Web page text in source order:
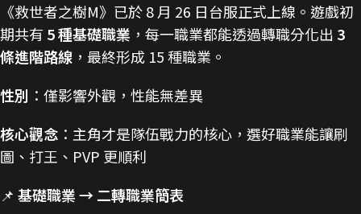
《救世者之樹M》已於 8 月 26 日台服正式上線。遊戲初
期共有 5 種基礎職業 ，每一職業都能透過轉職分化出 3
條進階路線 ，最終形成 15 種職業。
性別 ：僅影響外觀，性能無差異
核心觀念 ：主角才是隊伍戰力的核心，選好職業能讓刷
圖、打王、PVP 更順利
📌 基礎職業 → 二轉職業簡表